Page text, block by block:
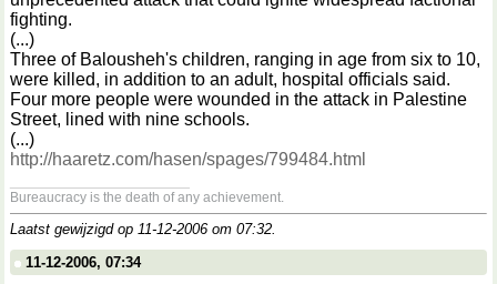
fighting.
(...)
Three of Balousheh's children, ranging in age from six to 10,
were killed, in addition to an adult, hospital officials said.
Four more people were wounded in the attack in Palestine
Street, lined with nine schools.
(...)
http://haaretz.com/hasen/spages/799484.html
Bureaucracy is the death of any achievement.
Laatst gewijzigd op 11-12-2006 om 07:32.
11-12-2006, 07:34